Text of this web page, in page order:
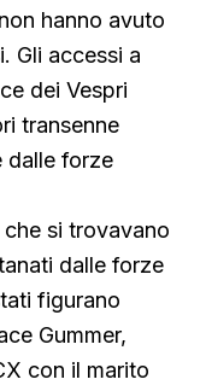
hanno avuto
Gli accessi a
dei Vespri
transenne
dalle forze
si trovavano
dalle forze
figurano
Gummer,
con il marito